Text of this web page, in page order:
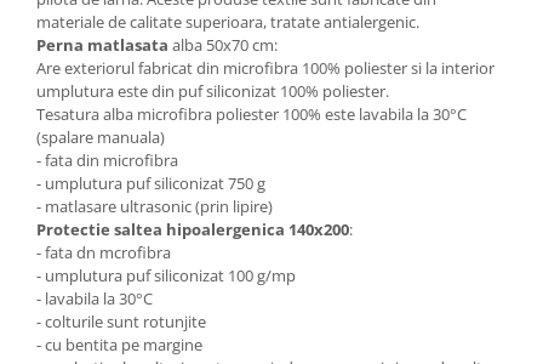
materiale de calitate superioara, tratate antialergenic.
Perna matlasata alba 50x70 cm:
Are exteriorul fabricat din microfibra 100% poliester si la interior
umplutura este din puf siliconizat 100% poliester.
Tesatura alba microfibra poliester 100% este lavabila la 30°C
(spalare manuala)
- fata din microfibra
- umplutura puf siliconizat 750 g
- matlasare ultrasonic (prin lipire)
Protectie saltea hipoalergenica 140x200:
- fata dn mcrofibra
- umplutura puf siliconizat 100 g/mp
- lavabila la 30°C
- colturile sunt rotunjite
- cu bentita pe margine